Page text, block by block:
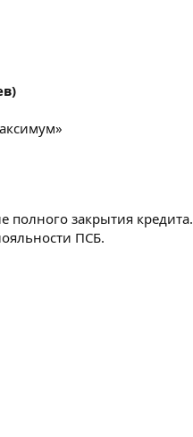
полного закрытия кредита.
ПСБ.